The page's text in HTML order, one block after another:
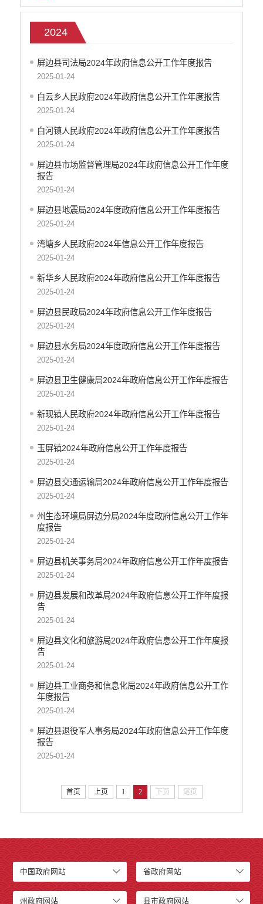
2024
屏边县司法局2024年政府信息公开工作年度报告
2025-01-24
白云乡人民政府2024年政府信息公开工作年度报告
2025-01-24
白河镇人民政府2024年政府信息公开工作年度报告
2025-01-24
屏边县市场监督管理局2024年政府信息公开工作年度
报告
2025-01-24
屏边县地震局2024年度政府信息公开工作年度报告
2025-01-24
湾塘乡人民政府2024年信息公开工作年度报告
2025-01-24
新华乡人民政府2024年政府信息公开工作年度报告
2025-01-24
屏边县民政局2024年政府信息公开工作年度报告
2025-01-24
屏边县水务局2024年度政府信息公开工作年度报告
2025-01-24
屏边县卫生健康局2024年政府信息公开工作年度报告
2025-01-24
新现镇人民政府2024年政府信息公开工作年度报告
2025-01-24
玉屏镇2024年政府信息公开工作年度报告
2025-01-24
屏边县交通运输局2024年政府信息公开工作年度报告
2025-01-24
州生态环境局屏边分局2024年度政府信息公开工作年
度报告
2025-01-24
屏边县机关事务局2024年政府信息公开工作年度报告
2025-01-24
屏边县发展和改革局2024年政府信息公开工作年度报
告
2025-01-24
屏边县文化和旅游局2024年政府信息公开工作年度报
告
2025-01-24
屏边县工业商务和信息化局2024年政府信息公开工作
年度报告
2025-01-24
屏边县退役军人事务局2024年政府信息公开工作年度
报告
2025-01-24
首页 上页 1 2 下页 尾页
中国政府网站 省政府网站
州政府网站 县市政府网站